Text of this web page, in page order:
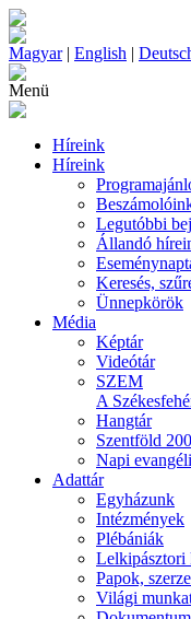
Magyar| English |
Menü
Híreink
Híreink
Legutóbbi
Állandó
Keresés,
Ünnepkörök
Média
Képtár
Videótár
SZEM
A
Hangtár
Szentföld
Napi
Adattár
Egyházunk
Intézmények
Plébániák
Lelkipásztori
Papok,
Világi